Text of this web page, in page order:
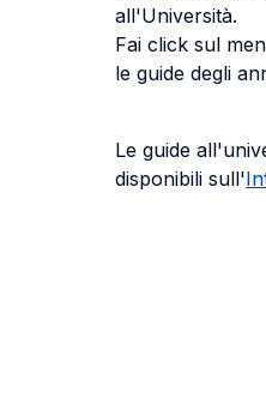
all'Università.
Fai click sul
le guide degli
Le guide
disponibili sull'